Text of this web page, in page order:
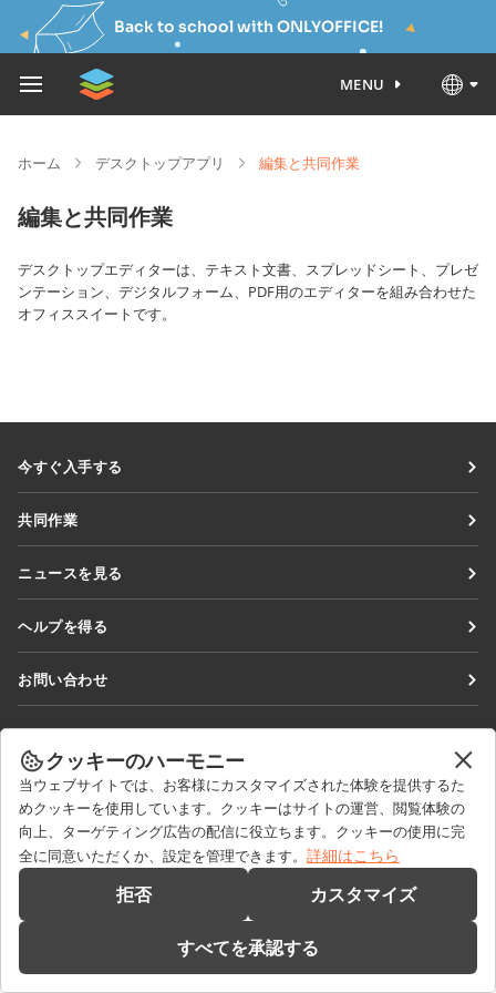
Back to school with ONLYOFFICE!
MENU
ホーム デスクトップアプリ 編集と共同作業
編集と共同作業
デスクトップエディターは、テキスト文書、スプレッドシート、プレゼ
ンテーション、デジタルフォーム、PDF用のエディターを組み合わせた
オフィススイートです。
今すぐ入手する
Workspace
コネクター
デスクトップアプリ
モバイルアプリ
共同作業
インフルエンサー向け
求人情報
ニュースを見る
ヘルプを得る
ホワイトペーパー
サポートお問い合わせフォーム
デモを依頼する
お問い合わせ
パートナーシップに関するお問い合わせ
メディアに関するお問い合わせpress@onlyoffice.com
折り返し電話のリクエスト
onlyoffice.com
© Ascensio System SIA 2026. All rights reserved
クッキーのハーモニー
当ウェブサイトでは、お客様にカスタマイズされた体験を提供するた
めクッキーを使用しています。クッキーはサイトの運営、閲覧体験の
向上、ターゲティング広告の配信に役立ちます。クッキーの使用に完
全に同意いただくか、設定を管理できます。 詳細はこちら
拒否 カスタマイズ
すべてを承認する